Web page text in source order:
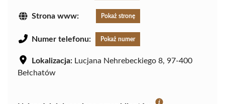
Strona www: Pokaż stronę
Numer telefonu: Pokaż numer
Lokalizacja: Lucjana Nehrebeckiego 8, 97-400
Bełchatów